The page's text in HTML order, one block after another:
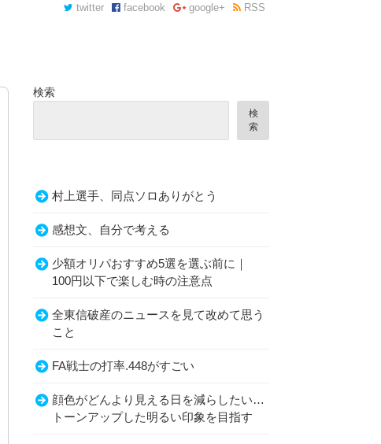
twitter facebook google+ RSS
検索
検
索
村上選手、同点ソロありがとう
感想文、自分で考える
少額オリパおすすめ5選を選ぶ前に｜
100円以下で楽しむ時の注意点
全東信破産のニュースを見て改めて思う
こと
FA戦士の打率.448がすごい
顔色がどんより見える日を減らしたい…
トーンアップした明るい印象を目指す